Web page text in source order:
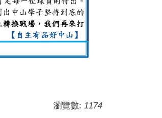
瀏覽數: 1174